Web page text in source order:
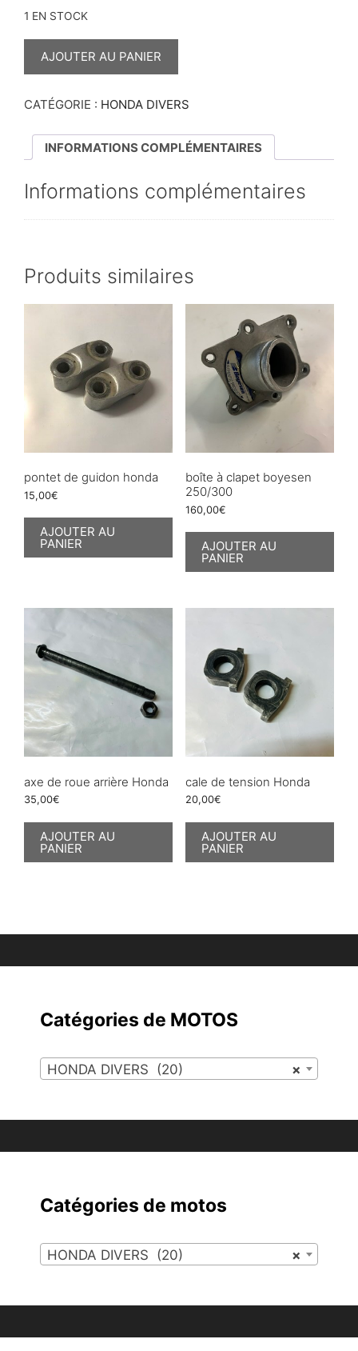
1 EN STOCK
QUANTITÉ
PD06
AJOUTER AU PANIER
CATÉGORIE : HONDA DIVERS
INFORMATIONS COMPLÉMENTAIRES
Informations complémentaires
Produits similaires
pontet de guidon honda
15,00€
AJOUTER AU
PANIER
boîte à clapet boyesen
250/300
160,00€
AJOUTER AU
PANIER
axe de roue arrière Honda
35,00€
AJOUTER AU
PANIER
cale de tension Honda
20,00€
AJOUTER AU
PANIER
Catégories de MOTOS
×
HONDA DIVERS (20)
Catégories de motos
×
HONDA DIVERS (20)